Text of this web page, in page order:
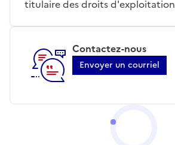
titulaire des droits d'exploitation
Contactez-nous
Envoyer un courriel